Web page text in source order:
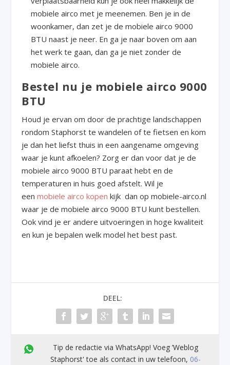
mobiele airco met je meenemen. Ben je in de
woonkamer, dan zet je de mobiele airco 9000
BTU naast je neer. En ga je naar boven om aan
het werk te gaan, dan ga je niet zonder de
mobiele airco.
Bestel nu je mobiele airco 9000
BTU
Houd je ervan om door de prachtige landschappen
rondom Staphorst te wandelen of te fietsen en kom
je dan het liefst thuis in een aangename omgeving
waar je kunt afkoelen? Zorg er dan voor dat je de
mobiele airco 9000 BTU paraat hebt en de
temperaturen in huis goed afstelt. Wil je
eenmobiele airco kopenkijk dan op mobiele-airco.nl
waar je de mobiele airco 9000 BTU kunt bestellen.
Ook vind je er andere uitvoeringen in hoge kwaliteit
en kun je bepalen welk model het best past.
DEEL:
Tip de redactie via WhatsApp! Voeg ’Weblog
Staphorst' toe als contact in uw telefoon, 06-